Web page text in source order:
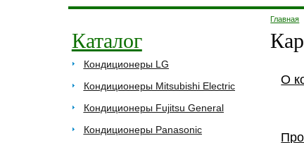
Каталог
Кондиционеры LG
Кондиционеры Mitsubishi Electric
Кондиционеры Fujitsu General
Кондиционеры Panasonic
Главная
О